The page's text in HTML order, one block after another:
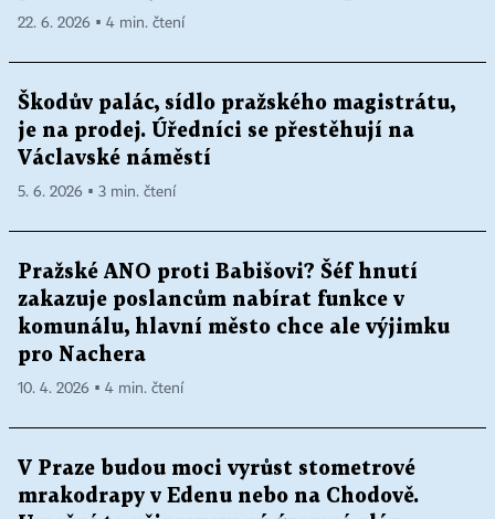
22. 6. 2026 ▪ 4 min. čtení
Škodův palác, sídlo pražského magistrátu,
je na prodej. Úředníci se přestěhují na
Václavské náměstí
5. 6. 2026 ▪ 3 min. čtení
Pražské ANO proti Babišovi? Šéf hnutí
zakazuje poslancům nabírat funkce v
komunálu, hlavní město chce ale výjimku
pro Nachera
10. 4. 2026 ▪ 4 min. čtení
V Praze budou moci vyrůst stometrové
mrakodrapy v Edenu nebo na Chodově.